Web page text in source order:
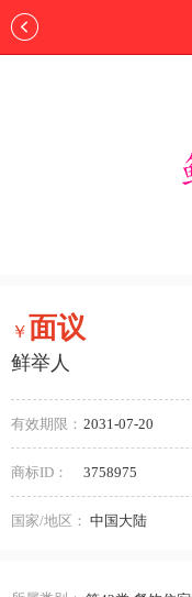
￥面议
鲜举人
有效期限： 2031-07-20
商标ID： 3758975
国家/地区： 中国大陆